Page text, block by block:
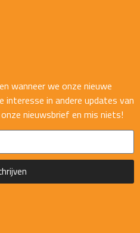
wanneer we onze nieuwe
in andere updates van
nieuwsbrief en mis niets!